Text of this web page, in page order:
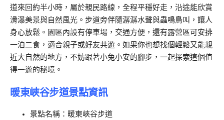
道來回約半小時，屬於親民路線，全程平穩好走，沿途能欣賞
滑瀑美景與自然風光。步道旁伴隨潺潺水聲與蟲鳴鳥叫，讓人
身心放鬆。園區內設有停車場，交通方便，還有露營區可安排
一泊二食，適合親子或好友共遊。如果你也想找個輕鬆又能親
近大自然的地方，不妨跟著小兔小安的腳步，一起探索這個值
得一遊的秘境。
暖東峽谷步道景點資訊
景點名稱：暖東峽谷步道